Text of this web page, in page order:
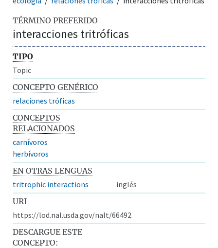
TÉRMINO PREFERIDO
interacciones tritróficas
TIPO
Topic
CONCEPTO GENÉRICO
relaciones tróficas
CONCEPTOS
RELACIONADOS
carnívoros
herbívoros
EN OTRAS LENGUAS
tritrophic interactions
inglés
URI
https://lod.nal.usda.gov/nalt/66492
DESCARGUE ESTE
CONCEPTO: